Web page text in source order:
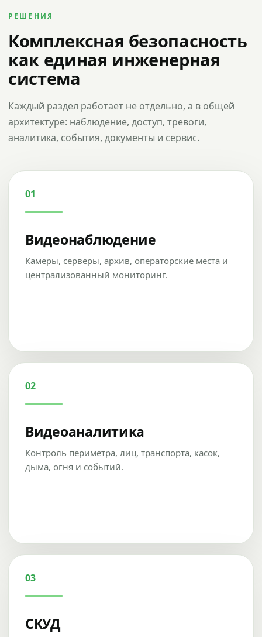
РЕШЕНИЯ
Комплексная безопасность
как единая инженерная
система
Каждый раздел работает не отдельно, а в общей
архитектуре: наблюдение, доступ, тревоги,
аналитика, события, документы и сервис.
01
Видеонаблюдение
Камеры, серверы, архив, операторские места и
централизованный мониторинг.
02
Видеоаналитика
Контроль периметра, лиц, транспорта, касок,
дыма, огня и событий.
03
СКУД